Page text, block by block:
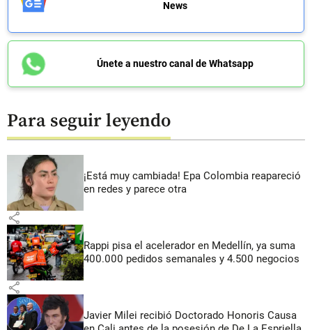
News
Únete a nuestro canal de Whatsapp
Para seguir leyendo
¡Está muy cambiada! Epa Colombia reapareció
en redes y parece otra
share
Rappi pisa el acelerador en Medellín, ya suma
400.000 pedidos semanales y 4.500 negocios
share
Javier Milei recibió Doctorado Honoris Causa